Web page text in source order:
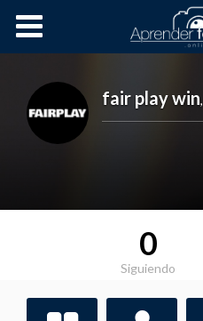
Cursos OnLine
fair play win,
0
Siguiendo